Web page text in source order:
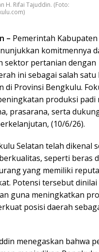
H. Rifai Tajuddin. (Foto:
– Pemerintah
komitmennya
sektor pertanian dengan
ini sebagai salah
di Provinsi Bengkulu.
produksi padi
prasarana, serta
(10/6/26).
Selatan telah dikenal
seperti beras
yang memiliki
Potensi tersebut dinilai
guna meningkatkan
posisi daerah
menegaskan bahwa